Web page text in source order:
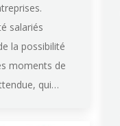
salariés
la possibilité
moments de
qui…